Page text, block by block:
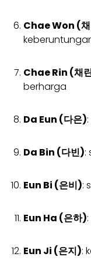
Chae Won (
Chae Rin (채
berharga
Da Eun (다은)
Da Bin (다빈):
Eun Bi (은비):
Eun Ha (은하)
Eun Ji (은지):